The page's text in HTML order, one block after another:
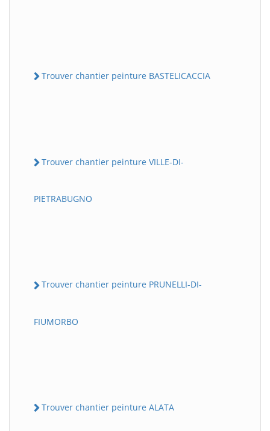
Trouver chantier peinture BASTELICACCIA
Trouver chantier peinture VILLE-DI-
PIETRABUGNO
Trouver chantier peinture PRUNELLI-DI-
FIUMORBO
Trouver chantier peinture ALATA